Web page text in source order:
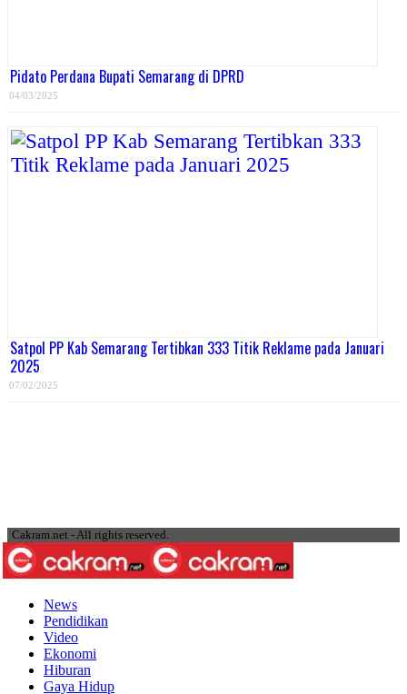
Pidato Perdana Bupati Semarang di DPRD
04/03/2025
Satpol PP Kab Semarang Tertibkan 333 Titik Reklame pada Januari
2025
07/02/2025
Cakram.net - All rights reserved.
News
Pendidikan
Video
Ekonomi
Hiburan
Gaya Hidup